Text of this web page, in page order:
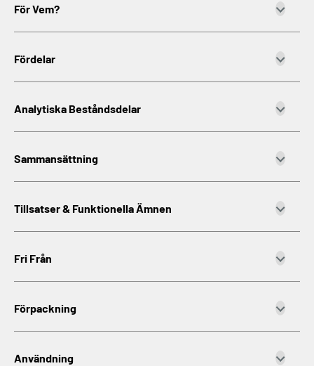
För Vem?
Fördelar
Analytiska Beståndsdelar
Sammansättning
Tillsatser & Funktionella Ämnen
Fri Från
Förpackning
Användning